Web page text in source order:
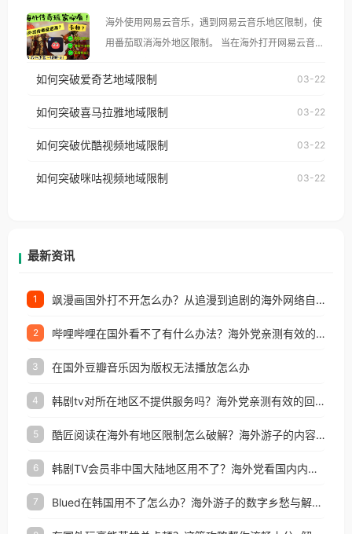
像其他音乐平台一样，出现地区及版权限制问题，且
仅能在中国大陆地区播放。 遇到这个问题的朋友们，
使用番茄回国加速器，即可解决「海外用户收听腾讯
台湾、美国、加拿大、澳大利亚、欧洲等国家和地区
权限制所困扰。
海外使用网易云音乐，遇到网易云音乐地区限制，使
用番茄取消海外地区限制。 当在海外打开网易云音
播放”的提示语。 海外用户如香港、澳门、台湾、美
国、加拿大、澳大利亚、欧洲等国家和地区时，网易
制问题，且仅能在中国大陆地区播放。 遇到这个问题
户收听网易云音乐地区版权限制」的问题，无论人在
如何突破爱奇艺地域限制 03-22
如何突破喜马拉雅地域限制 03-22
如何突破优酷视频地域限制 03-22
如何突破咪咕视频地域限制 03-22
最新资讯
1 飒漫画国外打不开怎么办？从追漫到追剧的海外网络自由之路
2 哔哩哔哩在国外看不了有什么办法？海外党亲测有效的回国加速解决方案
3 在国外豆瓣音乐因为版权无法播放怎么办
4 韩剧tv对所在地区不提供服务吗？海外党亲测有效的回国加速解决方案
5 酷匠阅读在海外有地区限制怎么破解？海外游子的内容归乡路
6 韩剧TV会员非中国大陆地区用不了？海外党看国内内容的加速器选择指南
7 Blued在韩国用不了怎么办？海外游子的数字乡愁与解决方案